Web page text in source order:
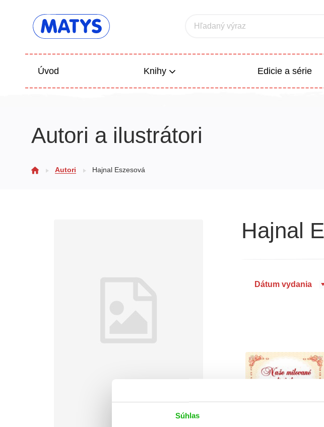
Súhlas
Hľadaný výraz
Úvod Knihy
Poézia
Edicie a série
Autori a ilustrátori
Autori Hajnal Eszesová
Hajnal
Dátum vydania